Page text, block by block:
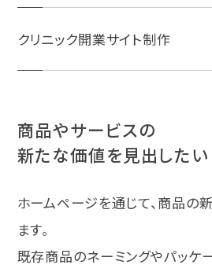
クリニック開業サイト制作
商品やサービスの
新たな価値を見出したい
ホームページを通じて、商品の
ます。
既存商品のネーミングやパッケ